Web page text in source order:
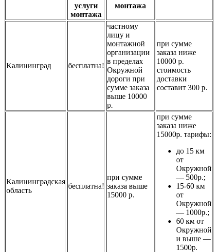
услуги
монтажа
монтажа
Калининград бесплатна!
частному
лицу и
монтажной
организации
в пределах
Окружной
дороги при
сумме заказа
выше 10000
р.
при сумме
заказа ниже
10000 р.
стоимость
доставки
составит 300 р.
Калининградская
область
бесплатна!
при сумме
заказа выше
15000 р.
при сумме
заказа ниже
15000р. тарифы:
до 15 км
от
Окружной
— 500р.;
15-60 км
от
Окружной
— 1000р.;
60 км от
Окружной
и выше —
1500р.